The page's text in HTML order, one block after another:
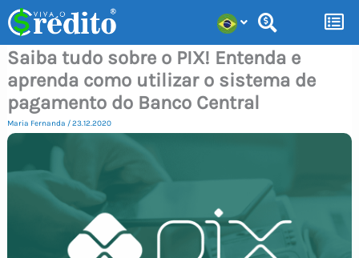
para
conteúdo
Saiba tudo sobre o PIX! Entenda e
aprenda como utilizar o sistema de
pagamento do Banco Central
Maria Fernanda /23.12.2020